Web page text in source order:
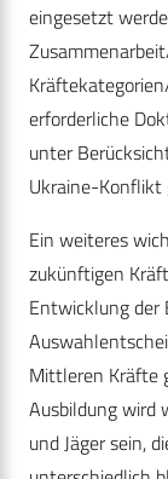
eingesetzt
erforderliche
unter
Ukraine-Konflikt
Ein weiteres
zukünftigen
Entwicklung der
Mittleren Kräfte
Ausbildung wird
und Jäger sein,